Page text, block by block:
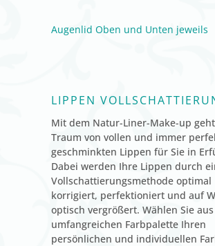
Augenlid Oben und Unten jeweils
LIPPEN
Mit dem Natur-Liner-Make-up
Traum von vollen und immer
geschminkten Lippen für Sie in
Dabei werden Ihre Lippen durch
Vollschattierungsmethode optimal
korrigiert, perfektioniert und auf
optisch vergrößert. Wählen Sie
umfangreichen Farbpalette Ihren
persönlichen und individuellen